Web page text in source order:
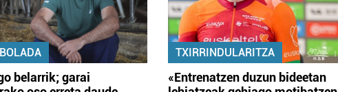
belarrik; garai
TXIRRINDULARITZA
«Entrenatzen duzun bideetan